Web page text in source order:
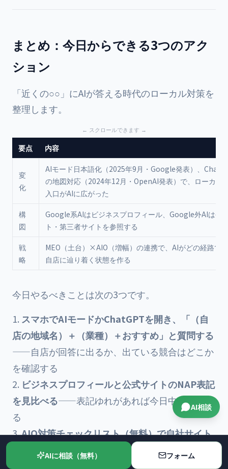
まとめ：今日からできる3つのアク
ション
「近くの○○」にAIが答える時代のローカル対策を
整理します。
要点 内容
変
化
AIモード日本語化（2025年9月・Google発表）、
の地図対応（2024年12月・OpenAI発表）で、ローカル
入口がAIに広がった
構
図
Google系AIはビジネスプロフィール、Google外AIは公
ト・第三者サイトを参照する
戦
略
MEO（土台）×AIO（増幅）の連携で、AIがどの経路で
自店に辿り着く状態を作る
今日やるべきことは次の3つです。
スマホでAIモードかChatGPTを開き、「（自
店の地域名）＋（業種）＋おすすめ」と質問する
——自店が回答に出るか、出ている競合はどこか
を確認する
ビジネスプロフィールと公式サイトのNAP表記
を見比べる——表記ゆれがあれば今日中にそろえ
る
AIO対策チェックリスト（無料）で自社サイト
のAI対応度を採点する
——足りない項目が、その
まま次の打ち手リストになります
AIに相談（無料） フォーム
AI相談